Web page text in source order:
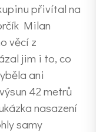
přivítal na
Milan
věcí z
jim i to, co
ani
42 metrů
nasazení
samy